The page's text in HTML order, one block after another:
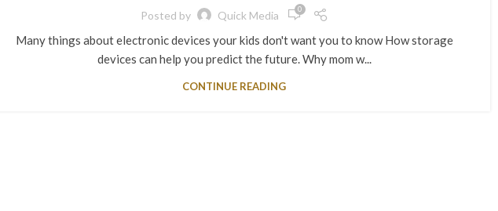
Posted by Quick Media 0
Many things about electronic devices your kids don't want you to know How storage
devices can help you predict the future. Why mom w...
CONTINUE READING